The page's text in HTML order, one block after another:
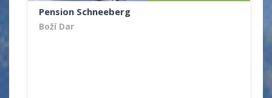
Pension Schneeberg
Boží Dar